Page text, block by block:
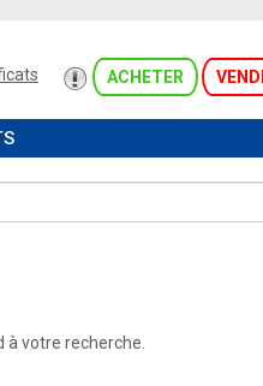
ACHETER
votre recherche.